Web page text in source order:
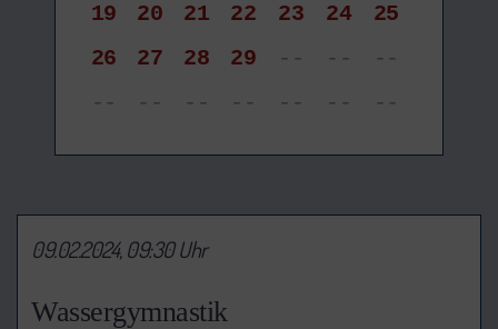
19
20 21 22 23 24
25
26
27 28 29 -- --
--
--
-- -- -- -- -- --
Wassergymnastik
09.02.2024, 09:30 Uhr